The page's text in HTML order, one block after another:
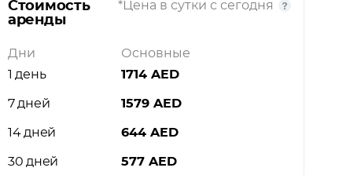
Стоимость
аренды
*Цена в сутки с сегодня
Дни
Основные
1 день
1714 AED
7 дней 1579 AED
14 дней 644 AED
30 дней 577 AED